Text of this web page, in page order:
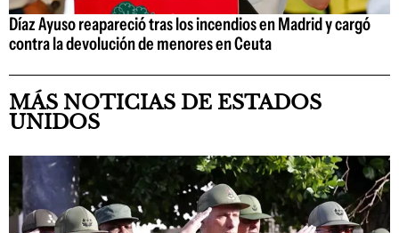
Díaz Ayuso reapareció tras los incendios en Madrid y cargó
contra la devolución de menores en Ceuta
MÁS NOTICIAS DE ESTADOS
UNIDOS